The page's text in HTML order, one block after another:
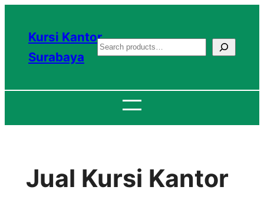
konten
Kursi Kantor
Surabaya
S
a
c
Jual Kursi Kantor